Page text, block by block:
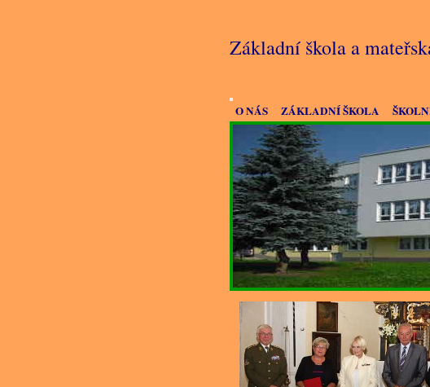
O NÁS ZÁKLADNÍ ŠKOLA
Základní škola a